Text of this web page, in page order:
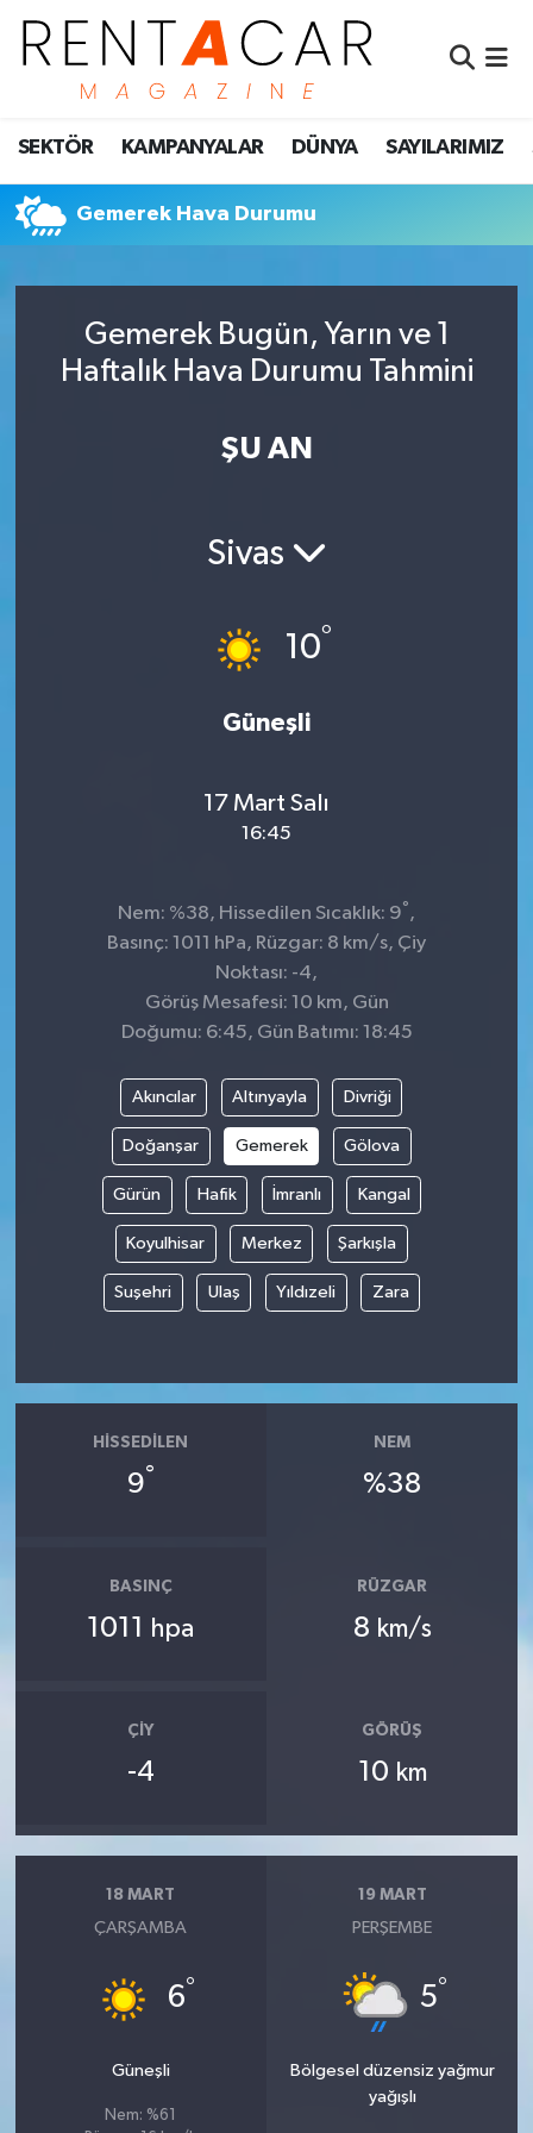
SEKTÖR KAMPANYALAR DÜNYA SAYILARIMIZ
Gemerek Hava Durumu
Gemerek Bugün, Yarın ve 1
Haftalık Hava Durumu Tahmini
ŞU AN
Sivas
10°
Güneşli
17 Mart Salı
16:45
Nem: %38, Hissedilen Sıcaklık: 9° ,
Basınç: 1011 hPa, Rüzgar: 8 km/s, Çiy
Noktası: -4,
Görüş Mesafesi: 10 km, Gün
Doğumu: 6:45, Gün Batımı: 18:45
Akıncılar Altınyayla Divriği
Doğanşar Gemerek Gölova
Gürün Hafik İmranlı Kangal
Koyulhisar Merkez Şarkışla
Suşehri Ulaş Yıldızeli Zara
HISSEDILEN
9°
NEM
%38
BASINÇ
1011 hpa
RÜZGAR
8 km/s
ÇIY
-4
GÖRÜŞ
10 km
18 MART
ÇARŞAMBA
6°
Güneşli
Nem: %61
19 MART
PERŞEMBE
5°
Bölgesel düzensiz yağmur
yağışlı
İstanbul Nöbetçi Eczaneler
İstanbul Hava Durumu
İstanbul Namaz Vakitleri
Süper Lig Puan Durumu ve Fikstür
Son Dakika Haberleri